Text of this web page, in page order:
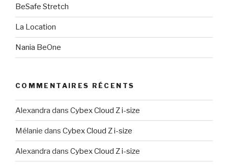
BeSafe Stretch
La Location
Nania BeOne
COMMENTAIRES RÉCENTS
Alexandra dans Cybex Cloud Z i-size
Mélanie dans Cybex Cloud Z i-size
Alexandra dans Cybex Cloud Z i-size